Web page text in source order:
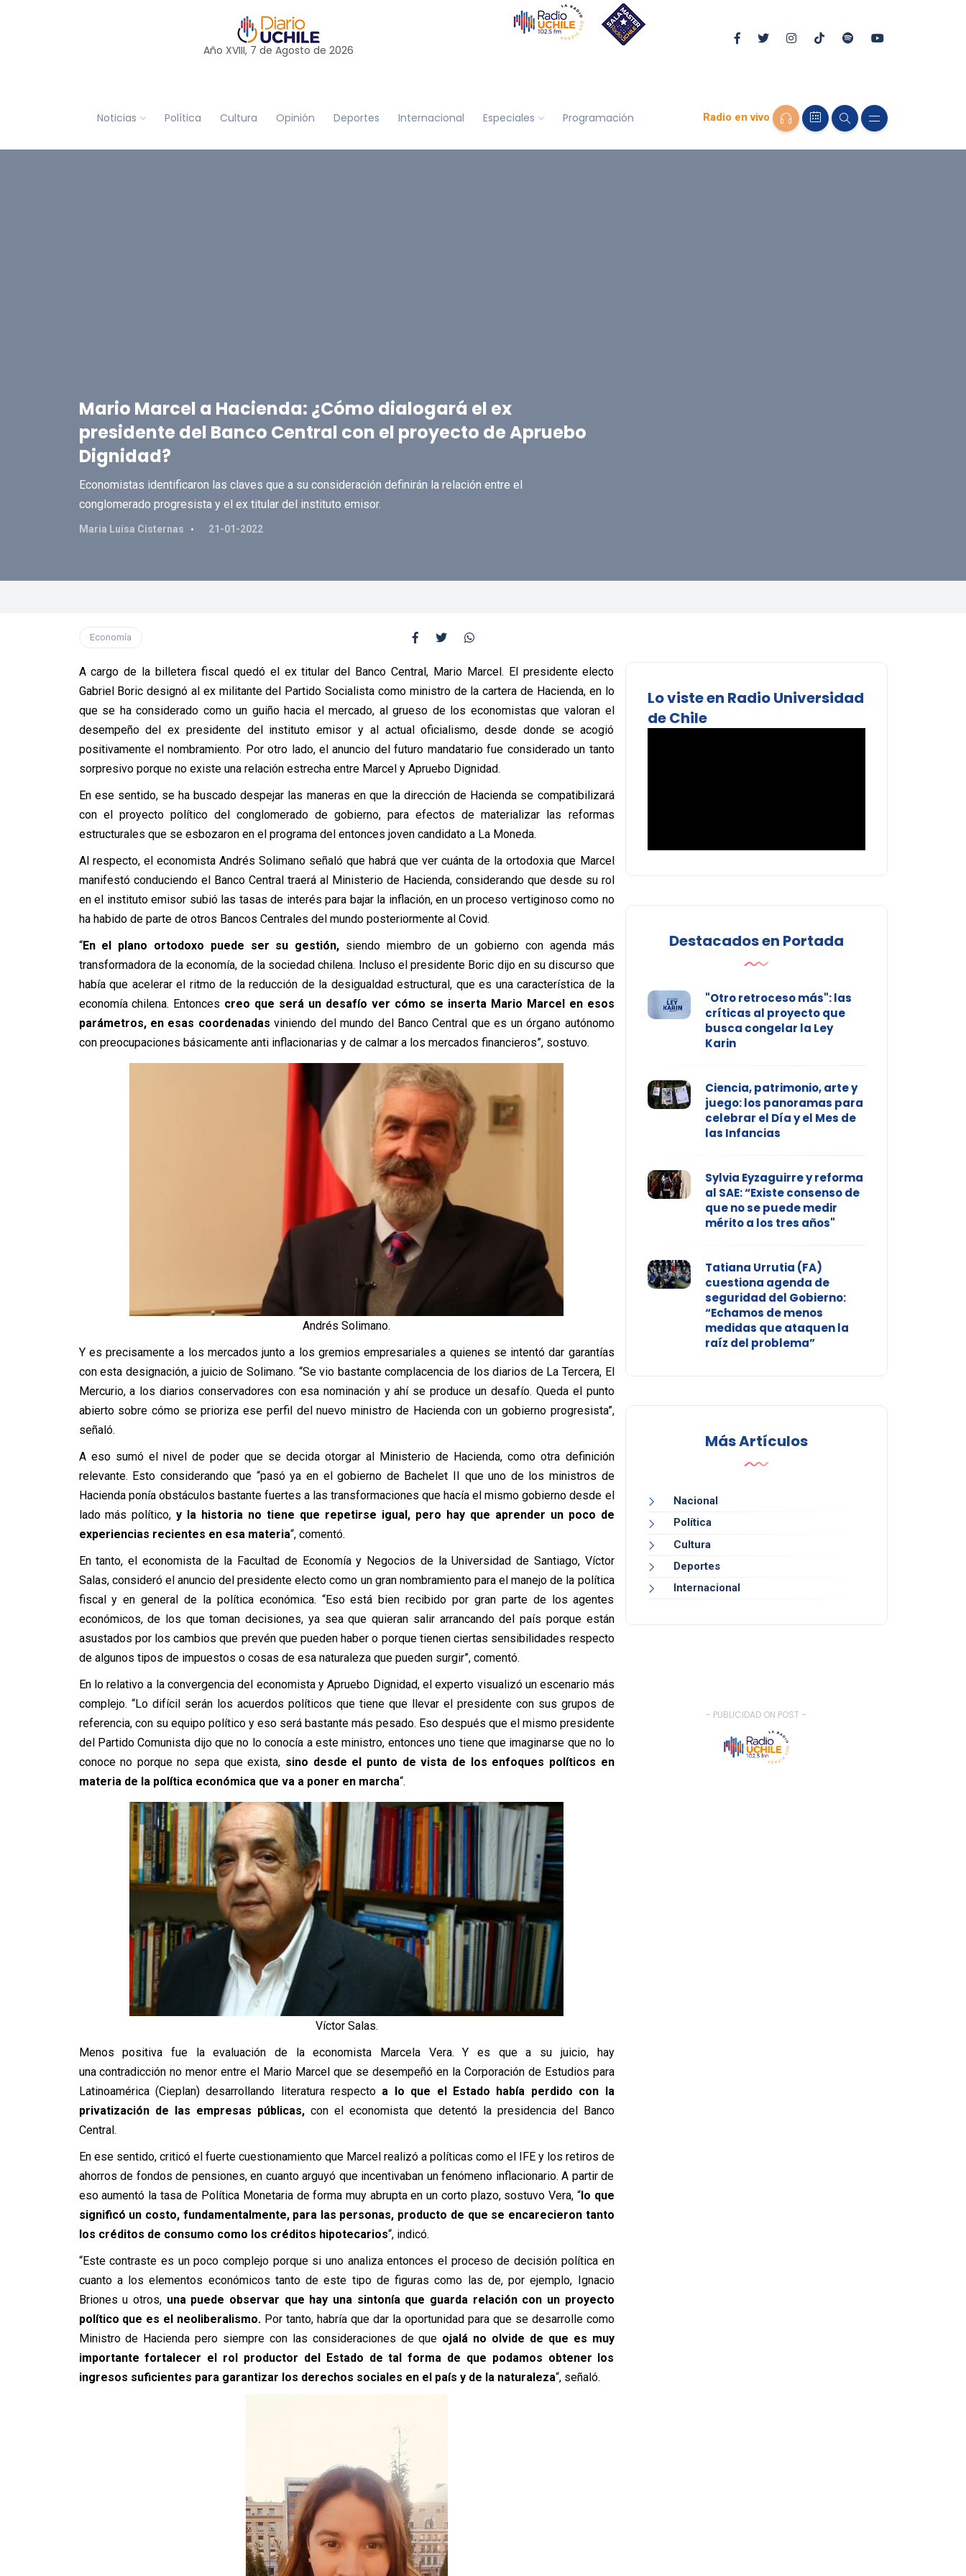
Año XVIII, 7 de Agosto de 2026
Noticias Política Cultura Opinión Deportes Internacional Especiales Programación Radio en vivo
Mario Marcel a Hacienda: ¿Cómo dialogará el ex
presidente del Banco Central con el proyecto de Apruebo
Dignidad?
Economistas identificaron las claves que a su consideración definirán la relación entre el
conglomerado progresista y el ex titular del instituto emisor.
Maria Luisa Cisternas 21-01-2022
Economía
A cargo de la billetera fiscal quedó el ex titular del Banco Central, Mario Marcel. El presidente electo
Gabriel Boric designó al ex militante del Partido Socialista como ministro de la cartera de Hacienda, en lo
que se ha considerado como un guiño hacia el mercado, al grueso de los economistas que valoran el
desempeño del ex presidente del instituto emisor y al actual oficialismo, desde donde se acogió
positivamente el nombramiento. Por otro lado, el anuncio del futuro mandatario fue considerado un tanto
sorpresivo porque no existe una relación estrecha entre Marcel y Apruebo Dignidad.
En ese sentido, se ha buscado despejar las maneras en que la dirección de Hacienda se compatibilizará
con el proyecto político del conglomerado de gobierno, para efectos de materializar las reformas
estructurales que se esbozaron en el programa del entonces joven candidato a La Moneda.
Al respecto, el economista Andrés Solimano señaló que habrá que ver cuánta de la ortodoxia que Marcel
manifestó conduciendo el Banco Central traerá al Ministerio de Hacienda, considerando que desde su rol
en el instituto emisor subió las tasas de interés para bajar la inflación, en un proceso vertiginoso como no
ha habido de parte de otros Bancos Centrales del mundo posteriormente al Covid.
“En el plano ortodoxo puede ser su gestión, siendo miembro de un gobierno con agenda más
transformadora de la economía, de la sociedad chilena. Incluso el presidente Boric dijo en su discurso que
había que acelerar el ritmo de la reducción de la desigualdad estructural, que es una característica de la
economía chilena. Entonces creo que será un desafío ver cómo se inserta Mario Marcel en esos
parámetros, en esas coordenadas viniendo del mundo del Banco Central que es un órgano autónomo
con preocupaciones básicamente anti inflacionarias y de calmar a los mercados financieros”, sostuvo.
Andrés Solimano.
Y es precisamente a los mercados junto a los gremios empresariales a quienes se intentó dar garantías
con esta designación, a juicio de Solimano. “Se vio bastante complacencia de los diarios de La Tercera, El
Mercurio, a los diarios conservadores con esa nominación y ahí se produce un desafío. Queda el punto
abierto sobre cómo se prioriza ese perfil del nuevo ministro de Hacienda con un gobierno progresista”,
señaló.
A eso sumó el nivel de poder que se decida otorgar al Ministerio de Hacienda, como otra definición
relevante. Esto considerando que “pasó ya en el gobierno de Bachelet II que uno de los ministros de
Hacienda ponía obstáculos bastante fuertes a las transformaciones que hacía el mismo gobierno desde el
lado más político,y la historia no tiene que repetirse igual, pero hay que aprender un poco de
experiencias recientes en esa materia“, comentó.
En tanto, el economista de la Facultad de Economía y Negocios de la Universidad de Santiago, Víctor
Salas, consideró el anuncio del presidente electo como un gran nombramiento para el manejo de la política
fiscal y en general de la política económica. “Eso está bien recibido por gran parte de los agentes
económicos, de los que toman decisiones, ya sea que quieran salir arrancando del país porque están
asustados por los cambios que prevén que pueden haber o porque tienen ciertas sensibilidades respecto
de algunos tipos de impuestos o cosas de esa naturaleza que pueden surgir”, comentó.
En lo relativo a la convergencia del economista y Apruebo Dignidad, el experto visualizó un escenario más
complejo. “Lo difícil serán los acuerdos políticos que tiene que llevar el presidente con sus grupos de
referencia, con su equipo político y eso será bastante más pesado. Eso después que el mismo presidente
del Partido Comunista dijo que no lo conocía a este ministro, entonces uno tiene que imaginarse que no lo
conoce no porque no sepa que exista, sino desde el punto de vista de los enfoques políticos en
materia de la política económica que va a poner en marcha“.
Víctor Salas.
Menos positiva fue la evaluación de la economista Marcela Vera. Y es que a su juicio, hay
una contradicción no menor entre el Mario Marcel que se desempeñó en la Corporación de Estudios para
Latinoamérica (Cieplan) desarrollando literatura respecto a lo que el Estado había perdido con la
privatización de las empresas públicas,con el economista que detentó la presidencia del Banco
Central.
En ese sentido, criticó el fuerte cuestionamiento que Marcel realizó a políticas como el IFE y los retiros de
ahorros de fondos de pensiones, en cuanto arguyó que incentivaban un fenómeno inflacionario. A partir de
eso aumentó la tasa de Política Monetaria de forma muy abrupta en un corto plazo, sostuvo Vera, “lo que
significó un costo, fundamentalmente, para las personas, producto de que se encarecieron tanto
los créditos de consumo como los créditos hipotecarios“, indicó.
“Este contraste es un poco complejo porque si uno analiza entonces el proceso de decisión política en
cuanto a los elementos económicos tanto de este tipo de figuras como las de, por ejemplo, Ignacio
Briones u otros, una puede observar que hay una sintonía que guarda relación con un proyecto
político que es el neoliberalismo. Por tanto, habría que dar la oportunidad para que se desarrolle como
Ministro de Hacienda pero siempre con las consideraciones de que ojalá no olvide de que es muy
importante fortalecer el rol productor del Estado de tal forma de que podamos obtener los
ingresos suficientes para garantizar los derechos sociales en el país y de la naturaleza“, señaló.
Lo viste en Radio Universidad
de Chile
Destacados en Portada
"Otro retroceso más": las
críticas al proyecto que
busca congelar la Ley
Karin
Ciencia, patrimonio, arte y
juego: los panoramas para
celebrar el Día y el Mes de
las Infancias
Sylvia Eyzaguirre y reforma
al SAE: “Existe consenso de
que no se puede medir
mérito a los tres años"
Tatiana Urrutia (FA)
cuestiona agenda de
seguridad del Gobierno:
“Echamos de menos
medidas que ataquen la
raíz del problema”
Más Artículos
Nacional
Política
Cultura
Deportes
Internacional
- PUBLICIDAD ON POST -